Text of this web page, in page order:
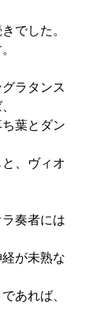
でした。
ラタンス
葉とダン
、ヴィオ
奏者には
が未熟な
あれば、